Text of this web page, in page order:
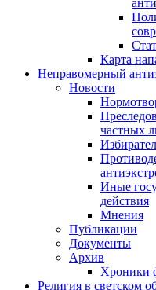
Карта
Неправомерный
Новости
частных
Иные
действия
Мнения
Публикации
Документы
Архив
Хроники
Религия в светском